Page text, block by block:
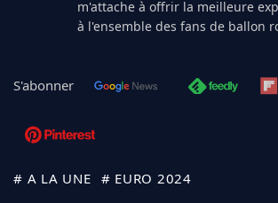
m'attache à offrir la meilleure
à l'ensemble des fans de ballon
S'abonner
# A LA UNE # EURO 2024